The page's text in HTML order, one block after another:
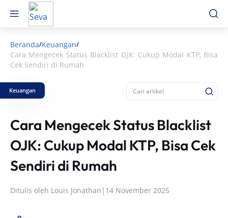
Beranda/Keuangan/
Cara Mengecek Status Blacklist OJK: Cukup Modal KTP, Bisa
Cek Sendiri di Rumah
Keuangan
Cara Mengecek Status Blacklist
OJK: Cukup Modal KTP, Bisa Cek
Sendiri di Rumah
Ditulis oleh Louis Jonathan | 14 November 2025